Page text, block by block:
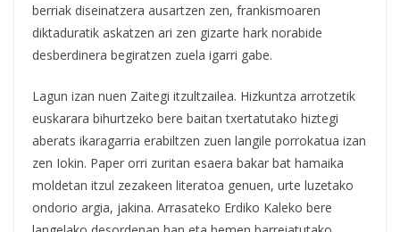
berriak diseinatzera ausartzen zen, frankismoaren
diktaduratik askatzen ari zen gizarte hark norabide
desberdinera begiratzen zuela igarri gabe.
Lagun izan nuen Zaitegi itzultzailea. Hizkuntza arrotzetik
euskarara bihurtzeko bere baitan txertatutako hiztegi
aberats ikaragarria erabiltzen zuen langile porrokatua izan
zen Iokin. Paper orri zuritan esaera bakar bat hamaika
moldetan itzul zezakeen literatoa genuen, urte luzetako
ondorio argia, jakina. Arrasateko Erdiko Kaleko bere